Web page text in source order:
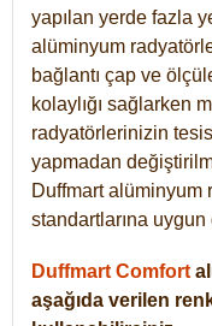
yapılan yerde fazla
alüminyum
bağlantı çap ve
kolaylığı sağlarken
radyatörlerinizin
yapmadan
Duffmart alüminyum
standartlarına
Duffmart Comfort
aşağıda verilen